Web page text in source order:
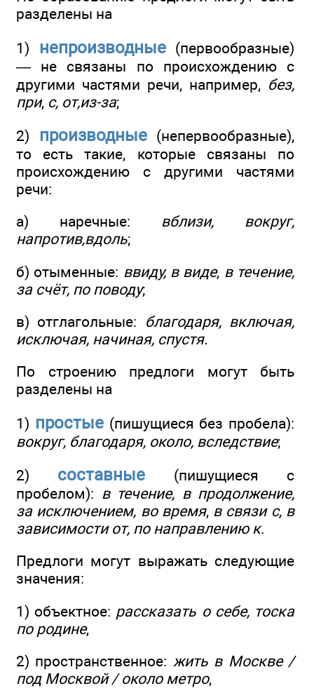
разделены на
1) непроизводные(первообразные)
— не связаны по происхождению с
другими частями речи, например, без,
при, с, от,из-за;
2) производные(непервообразные),
то есть такие, которые связаны по
происхождению с другими частями
речи:
а) наречные: вблизи, вокруг,
напротив,вдоль;
б) отыменные: ввиду, в виде, в течение,
за счёт, по поводу;
в) отглагольные: благодаря, включая,
исключая, начиная, спустя.
По строению предлоги могут быть
разделены на
1) простые(пишущиеся без пробела):
вокруг, благодаря, около, вследствие;
2) составные (пишущиеся с
пробелом): в течение, в продолжение,
за исключением, во время, в связи с, в
зависимости от, по направлению к.
Предлоги могут выражать следующие
значения:
1) объектное: рассказать о себе, тоска
по родине,
2) пространственное: жить в Москве /
под Москвой / около метро,